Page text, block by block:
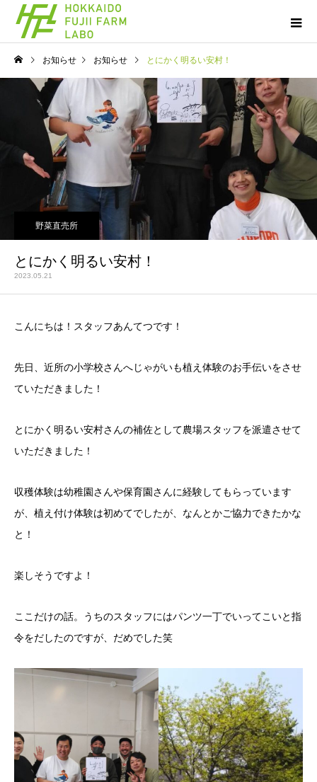
お知らせ お知らせ とにかく明るい安村！
野菜直売所
とにかく明るい安村！
2023.05.21
こんにちは！スタッフあんてつです！
先日、近所の小学校さんへじゃがいも植え体験のお手伝いをさせ
ていただきました！
とにかく明るい安村さんの補佐として農場スタッフを派遣させて
いただきました！
収穫体験は幼稚園さんや保育園さんに経験してもらっています
が、植え付け体験は初めてでしたが、なんとかご協力できたかな
と！
楽しそうですよ！
ここだけの話。うちのスタッフにはパンツ一丁でいってこいと指
令をだしたのですが、だめでした笑